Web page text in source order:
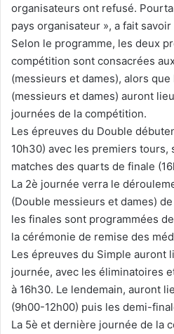
organisateurs ont refusé.
pays organisateur », a fait savoir
Selon le programme, les deux
compétition sont consacrées
(messieurs et dames), alors
(messieurs et dames) auront
journées de la compétition.
Les épreuves du Double
10h30) avec les premiers tours,
matches des quarts de finale
La 2è journée verra le
(Double messieurs et dames)
les finales sont programmées
la cérémonie de remise des
Les épreuves du Simple auront
journée, avec les éliminatoires
à 16h30. Le lendemain, auront
(9h00-12h00) puis les demi-
La 5è et dernière journée de la